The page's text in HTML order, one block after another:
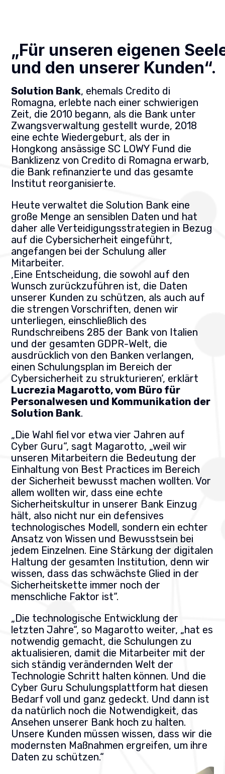
„Für unseren eigenen
und den unserer Kunden“.
Solution Bank, ehemals Credito di
Romagna, erlebte nach einer schwierigen
Zeit, die 2010 begann, als die Bank unter
Zwangsverwaltung gestellt wurde, 2018
eine echte Wiedergeburt, als der in
Hongkong ansässige SC LOWY Fund die
Banklizenz von Credito di Romagna erwarb,
die Bank refinanzierte und das gesamte
Institut reorganisierte.
Heute verwaltet die Solution Bank eine
große Menge an sensiblen Daten und hat
daher alle Verteidigungsstrategien in Bezug
auf die Cybersicherheit eingeführt,
angefangen bei der Schulung aller
Mitarbeiter.
‚Eine Entscheidung, die sowohl auf den
Wunsch zurückzuführen ist, die Daten
unserer Kunden zu schützen, als auch auf
die strengen Vorschriften, denen wir
unterliegen, einschließlich des
Rundschreibens 285 der Bank von Italien
und der gesamten GDPR-Welt, die
ausdrücklich von den Banken verlangen,
einen Schulungsplan im Bereich der
Cybersicherheit zu strukturieren‘, erklärt
Lucrezia Magarotto, vom Büro für
Personalwesen und Kommunikation der
Solution Bank.
„Die Wahl fiel vor etwa vier Jahren auf
Cyber Guru“, sagt Magarotto, „weil wir
unseren Mitarbeitern die Bedeutung der
Einhaltung von Best Practices im Bereich
der Sicherheit bewusst machen wollten. Vor
allem wollten wir, dass eine echte
Sicherheitskultur in unserer Bank Einzug
hält, also nicht nur ein defensives
technologisches Modell, sondern ein echter
Ansatz von Wissen und Bewusstsein bei
jedem Einzelnen. Eine Stärkung der digitalen
Haltung der gesamten Institution, denn wir
wissen, dass das schwächste Glied in der
Sicherheitskette immer noch der
menschliche Faktor ist“.
„Die technologische Entwicklung der
letzten Jahre“, so Magarotto weiter, „hat es
notwendig gemacht, die Schulungen zu
aktualisieren, damit die Mitarbeiter mit der
sich ständig verändernden Welt der
Technologie Schritt halten können. Und die
Cyber Guru Schulungsplattform hat diesen
Bedarf voll und ganz gedeckt. Und dann ist
da natürlich noch die Notwendigkeit, das
Ansehen unserer Bank hoch zu halten.
Unsere Kunden müssen wissen, dass wir die
modernsten Maßnahmen ergreifen, um ihre
Daten zu schützen.“